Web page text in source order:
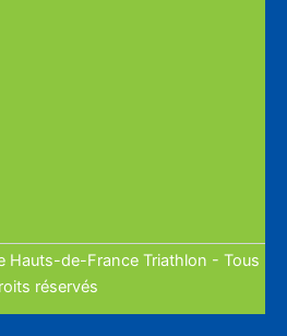
de-France Triathlon - Tous
réservés